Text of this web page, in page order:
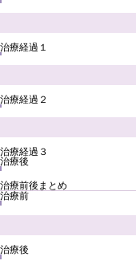
治療経過１
治療経過２
治療経過３
治療後
治療前後まとめ
治療前
治療後